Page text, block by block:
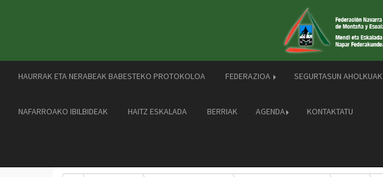
HAURRAK ETA NERABEAK BABESTEKO PROTOKOLOA FEDERAZIOA SEGURTASUN AHOLKUAK
NAFARROAKO IBILBIDEAK HAITZ ESKALADA BERRIAK AGENDA KONTAKTATU